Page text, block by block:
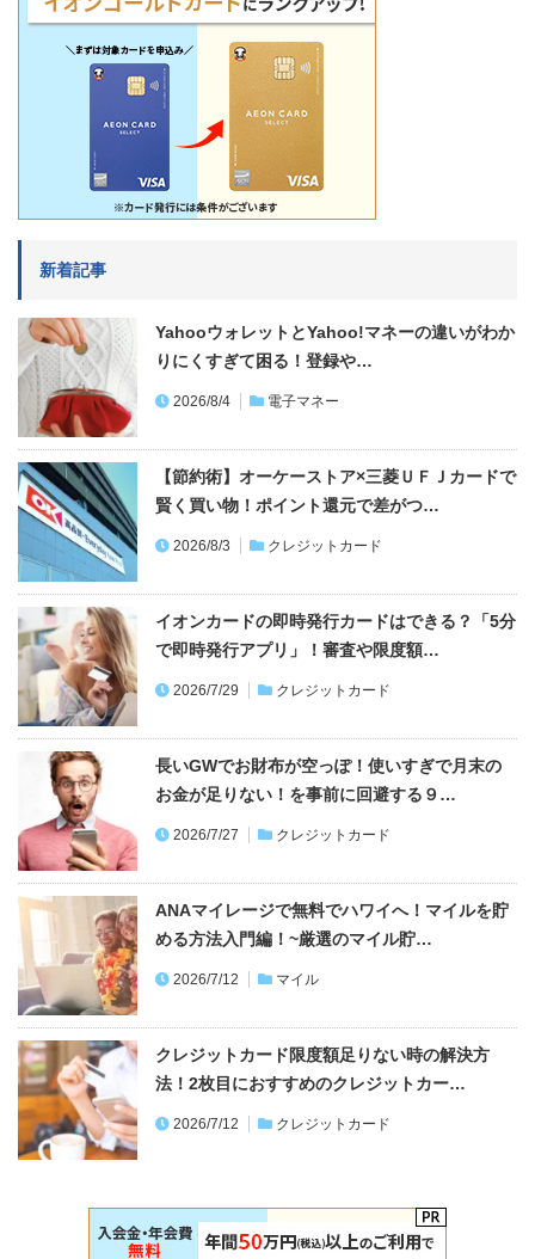
新着記事
YahooウォレットとYahoo!マネーの違いがわか
りにくすぎて困る！登録や…
2026/8/4 電子マネー
【節約術】オーケーストア×三菱ＵＦＪカードで
賢く買い物！ポイント還元で差がつ…
2026/8/3 クレジットカード
イオンカードの即時発行カードはできる？「5分
で即時発行アプリ」！審査や限度額…
2026/7/29 クレジットカード
長いGWでお財布が空っぽ！使いすぎで月末の
お金が足りない！を事前に回避する９…
2026/7/27 クレジットカード
ANAマイレージで無料でハワイへ！マイルを貯
める方法入門編！~厳選のマイル貯…
2026/7/12 マイル
クレジットカード限度額足りない時の解決方
法！2枚目におすすめのクレジットカー…
2026/7/12 クレジットカード